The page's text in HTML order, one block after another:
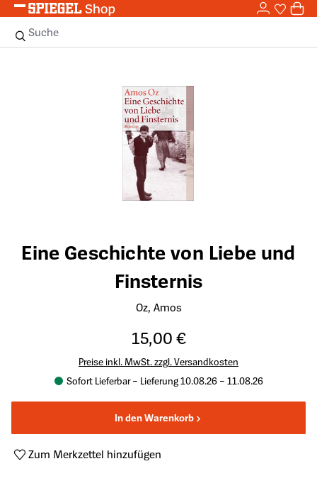
Zum Hauptinhalt springen 0
Suche
Eine Geschichte von Liebe und
Finsternis
Oz, Amos
15,00 €
Preise inkl. MwSt. zzgl. Versandkosten
Sofort Lieferbar – Lieferung 10.08.26 – 11.08.26
In den Warenkorb
Zum Merkzettel hinzufügen